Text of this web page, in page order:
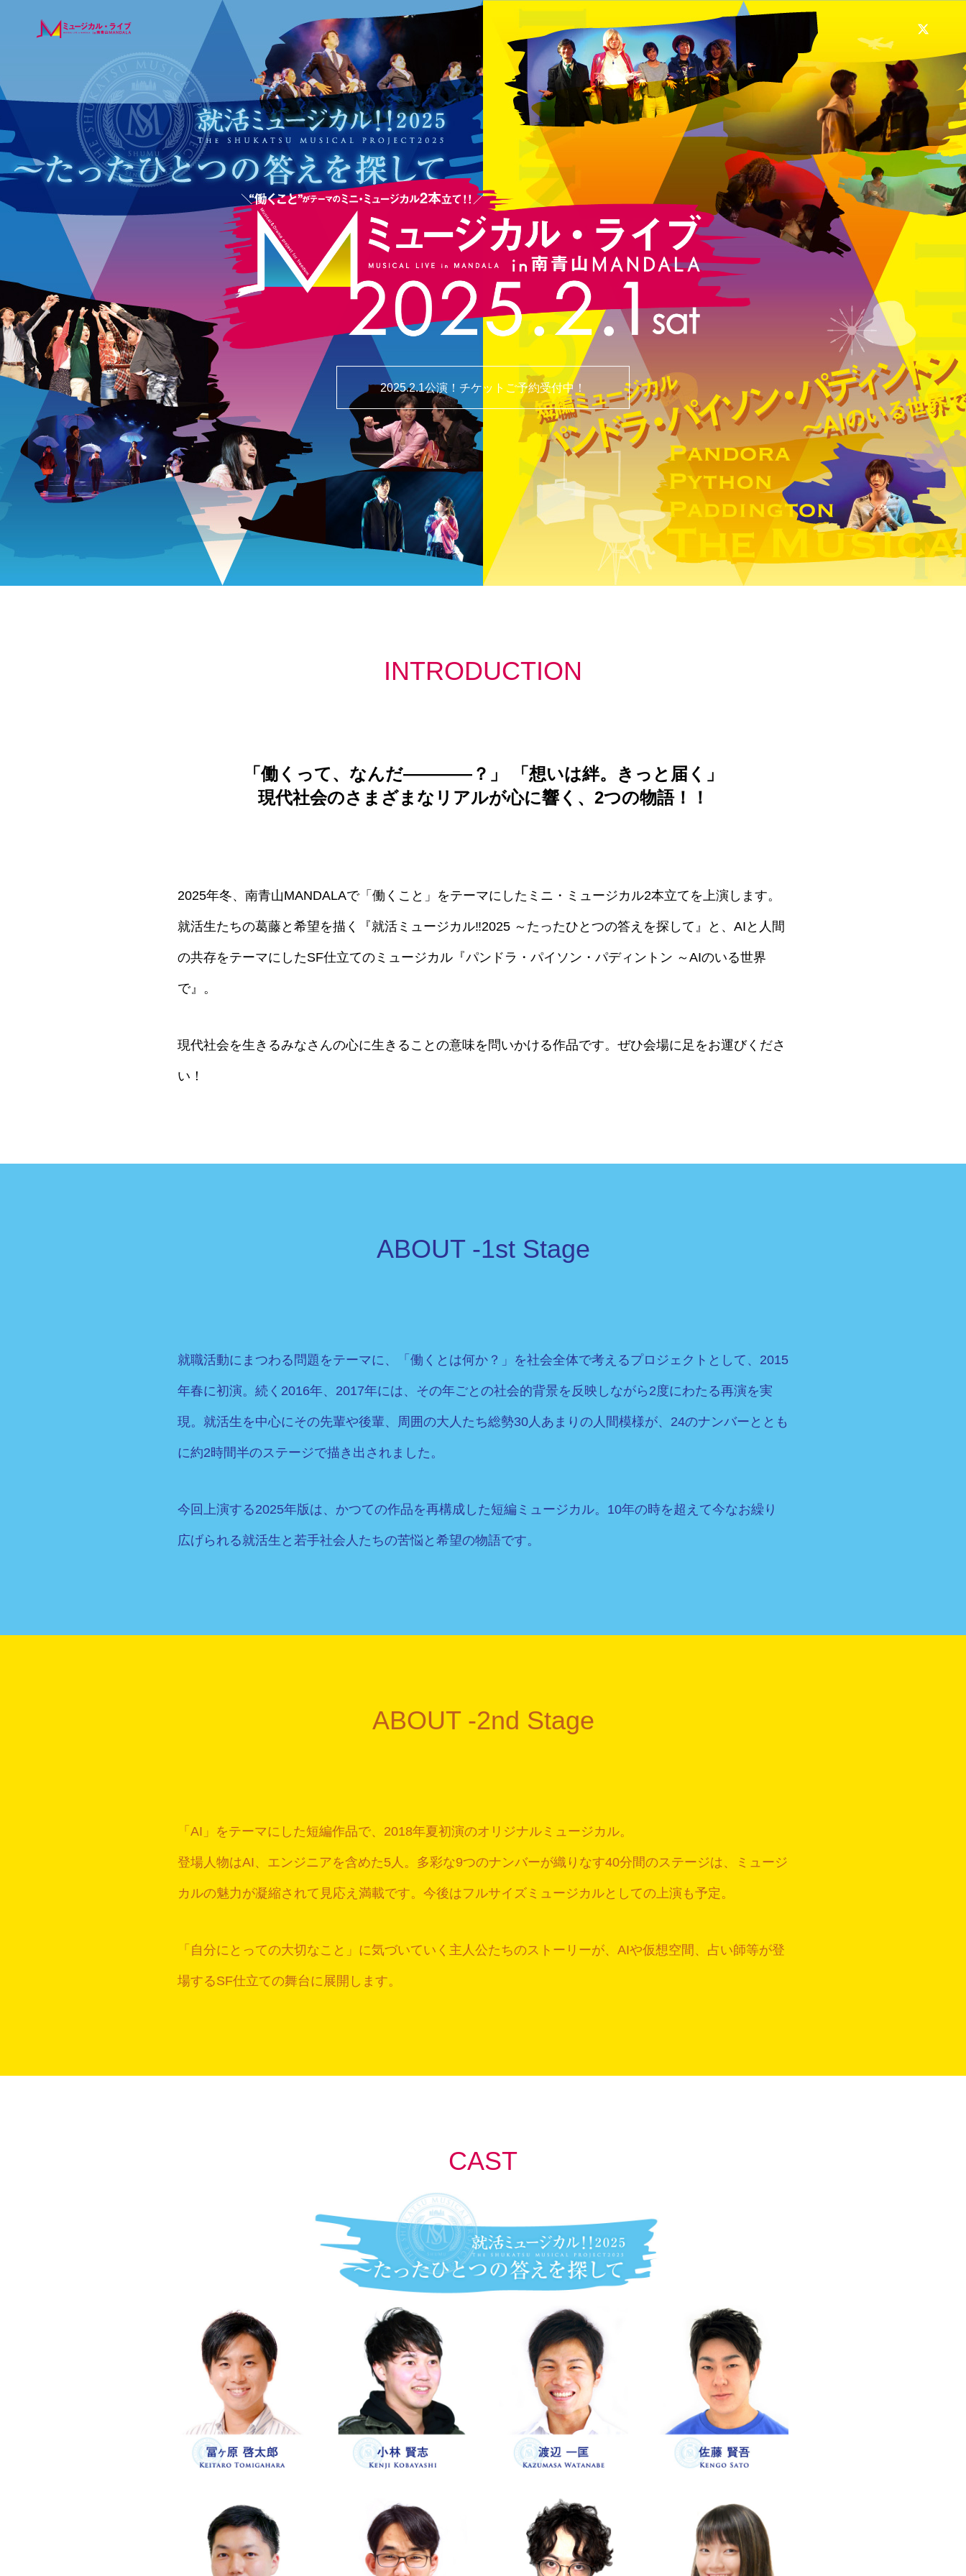
2025.2.1公演！チケットご予約受付中！
INTRODUCTION
「働くって、なんだ————？」 「想いは絆。きっと届く」
現代社会のさまざまなリアルが心に響く、2つの物語！！
2025年冬、南青山MANDALAで「働くこと」をテーマにしたミニ・ミュージカル2本立てを上演します。
就活生たちの葛藤と希望を描く『就活ミュージカル‼2025 ～たったひとつの答えを探して』と、AIと人間
の共存をテーマにしたSF仕立てのミュージカル『パンドラ・パイソン・パディントン ～AIのいる世界
で』。
現代社会を生きるみなさんの心に生きることの意味を問いかける作品です。ぜひ会場に足をお運びくださ
い！
ABOUT -1st Stage
就職活動にまつわる問題をテーマに、「働くとは何か？」を社会全体で考えるプロジェクトとして、2015
年春に初演。続く2016年、2017年には、その年ごとの社会的背景を反映しながら2度にわたる再演を実
現。就活生を中心にその先輩や後輩、周囲の大人たち総勢30人あまりの人間模様が、24のナンバーととも
に約2時間半のステージで描き出されました。
今回上演する2025年版は、かつての作品を再構成した短編ミュージカル。10年の時を超えて今なお繰り
広げられる就活生と若手社会人たちの苦悩と希望の物語です。
ABOUT -2nd Stage
「AI」をテーマにした短編作品で、2018年夏初演のオリジナルミュージカル。
登場人物はAI、エンジニアを含めた5人。多彩な9つのナンバーが織りなす40分間のステージは、ミュージ
カルの魅力が凝縮されて見応え満載です。今後はフルサイズミュージカルとしての上演も予定。
「自分にとっての大切なこと」に気づいていく主人公たちのストーリーが、AIや仮想空間、占い師等が登
場するSF仕立ての舞台に展開します。
CAST